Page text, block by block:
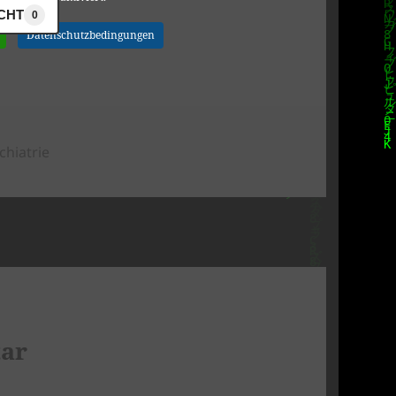
Datenschutzbedingungen
0